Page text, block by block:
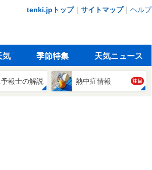
tenki.jpトップ｜ サイトマップ｜ ヘルプ
気 季節特集 天気ニュース
報士の解説 熱中症情報 注目